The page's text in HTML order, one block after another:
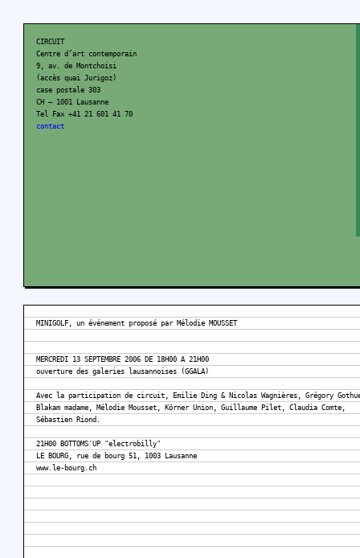
CIRCUIT
Centre d’art contemporain
9, av. de Montchoisi
(accès quai Jurigoz)
case postale 303
CH – 1001 Lausanne
Tel Fax +41 21 601 41 70
contact
MINIGOLF, un événement proposé par Mélodie MOUSSET
MERCREDI 13 SEPTEMBRE 2006 DE 18H00 A 21H00
ouverture des galeries lausannoises (GGALA)
Avec la participation de circuit, Emilie Ding & Nicolas Wagnières, Grégory
Blakam madame, Mélodie Mousset, Körner Union, Guillaume Pilet, Claudia Comte,
Sébastien Riond.
21H00 BOTTOMS'UP "electrobilly"
LE BOURG, rue de bourg 51, 1003 Lausanne
www.le-bourg.ch